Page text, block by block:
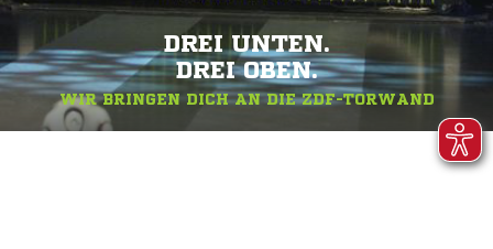
DREI UNTEN.
DREI OBEN.
WIR BRINGEN DICH AN DIE ZDF-TORWAND